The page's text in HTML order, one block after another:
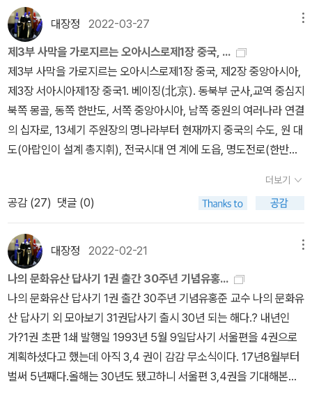
자를 쓴 ‘명월(鳴月)광장‘ 이었다. 명사산에서는 모든 것이울리
고 또 울릴 뿐이다. 떠나기 싫은 발걸음을 무겁게 옮기면서 가다가
는 뒤돌아 명사산의아름다운 능선을 바라보고 또 가다가는 멀어져가
는 산줄기를 바라보면서 모두들 오늘 밤 달이 뜰 때 여기에 와서 술 한
잔 걸치면 우리 마음을 또 어떻게 울릴 것인가라고 헛기분을 내며 주
차장에 다다랐다.
건 읽어보질 못했다. 각설하고, 사랑하면 알게되고 알면 보이나니
그때에 보이는 것은 예전과 같지 않을 것이다....는 말은 참 많이도 회
자되었다. 조선시대 어느 문인의 말이었다고 하는데, 뭐 가만히 생각
해보면 당연한 이야기이긴 한데, 그때는 무슨 대단한 진리를 발견한
듯 이 말을 이리저리 옮기고 또 이곳저곳 사용하고는 했었다. 하지만
어쨌든 멋있는 말이었다. 각성을 촉구하고 사랑을 독려하는 말이랄
까???? 하기사 어떤 대상을 사랑하게 되었는데 그것이 여사로 보일
리가 있겠는가 말이다. 그리고 또 생각나는 이야기 하나. 아마도
석탑을 두고 한 말이었다. 불초한 소생이 이 책을 읽고 정말 돌이 말을
하는지 알아보려고 감은사터에 갔었다. 그것도 두번이나...그 황량한
감은사지 들판에서 돌덩이들과 의미있는 대화를 나누었는지는 잘 기
억나지 않지만(뭐 거의 30년 전 일이라...답사기1권이 1993년도에
나왔더라).....어쨌든 어린 내가 그 돌덩이들 앞에 섰을 때, 소생의 털
난 가슴(아!! 그때는 가슴에 털이 없었나???? 아니 있었나????)속
에서 무언가 부르르... 찌르르... 띠리리한 어떤 감정의 파동이 있었던
기억은 난다. 그것이 부르르인지 띠리리인지, 찌리리인지는 잘 모르
겠지만..... 한번 더 각설하고, 예전에는 유홍준의 답사기를 비롯해서
완당평전, 무슨 미술사관련 서적 등등.... 유홍준의 책도 여러권 가지
고 있었는데 지금은 다 팔아먹고 없다. 요즘은 문득 나중에 소생 일생
대장정 2022-03-27
제3부 사막을 가로지르는 오아시스로제1장 중국, ...
제3부 사막을 가로지르는 오아시스로제1장 중국, 제2장 중앙아시아,
제3장 서아시아제1장 중국1. 베이징(北京). 동북부 군사,교역 중심지
북쪽 몽골, 동쪽 한반도, 서쪽 중앙아시아, 남쪽 중원의 여러나라 연결
의 십자로, 13세기 주원장의 명나라부터 현재까지 중국의 수도, 원 대
도(아랍인이 설계 총지휘), 전국시대 연 계에 도읍, 명도전로(한반도
교통로의 관문, 군사적 요충지), 만리장성(서단 자위관? 위먼관?~동
단 산해관, 5000~6000km, 진 흉노방어, 명 몽골방어), 러허(열하,
청나라황제 피서지, 열하일기), 윈강석굴(4대석굴중 하나, 42개 석
굴, 북위불, 육조불, 후대 彫像의 기준), 4대석굴(다퉁(대동) 윈강
(雲岡)석굴, 뤄양 룽먼(龍門)석굴, 둔황 막고굴, 쿠처 키질석굴) 2.
뤄양(落陽). 장안과 더불어 동서문명교류의 중심룽먼석굴(300년
동안 공사, 북위~당), 2000년11월 유네스코 세계문화유산 등재, 시
인 백거이(타림분지 5대국 중 구자국 출신의 후예), 룽먼석굴 불상과
금강역사상, 연화동 석굴 천장의 연화문, 백마사(중국 최초의 불교사
원, 후한)3. 시안(西安). 실크로드 오아시스로의 중간 접합지, 한, 당
의 수도 장안, 명대에 시안으로 변경, 1100여년동안 11개 왕조의 도
더보기
공감 (27) 댓글 (0)
대장정 2022-02-21
나의 문화유산 답사기 1권 출간 30주년 기념유홍...
나의 문화유산 답사기 1권 출간 30주년 기념유홍준 교수 나의 문화유
산 답사기 외 모아보기 31권답사기 출시 30년 되는 해다.? 내년인
가?1권 초판 1쇄 발행일 1993년 5월 9일답사기 서울편을 4권으로
계획하셨다고 했는데 아직 3,4 권이 감감 무소식이다. 17년8월부터
벌써 5년째다.올해는 30년도 됐고하니 서울편 3,4권을 기대해본다.